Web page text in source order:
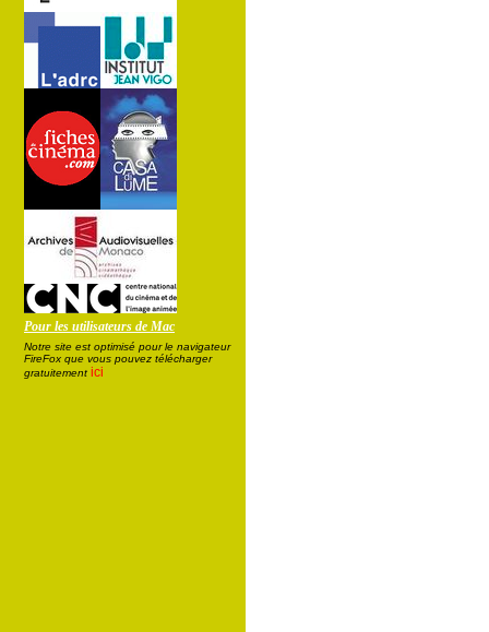
Pour les utilisateurs de Mac
Notre site est optimisé pour le navigateur
FireFox que vous pouvez télécharger
gratuitement ici